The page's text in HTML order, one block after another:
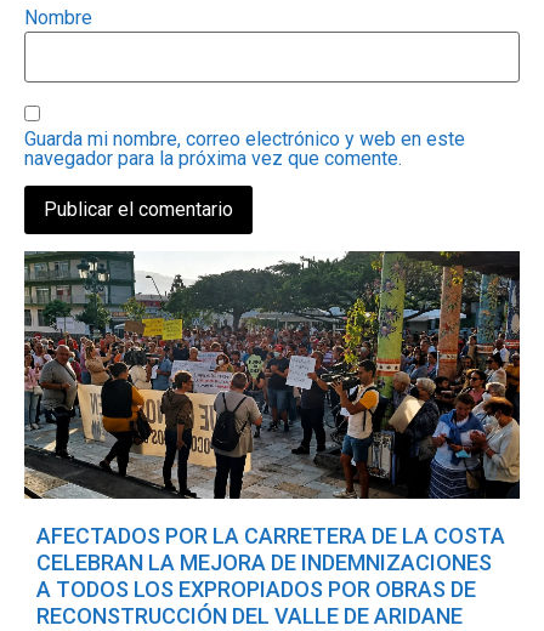
Nombre
Guarda mi nombre, correo electrónico y web en este
navegador para la próxima vez que comente.
AFECTADOS POR LA CARRETERA DE LA COSTA
CELEBRAN LA MEJORA DE INDEMNIZACIONES
A TODOS LOS EXPROPIADOS POR OBRAS DE
RECONSTRUCCIÓN DEL VALLE DE ARIDANE